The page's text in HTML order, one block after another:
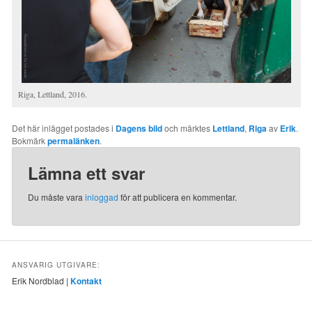
Riga, Lettland, 2016.
Det här inlägget postades i Dagens bildoch märktes Lettland, Rigaav Erik.
Bokmärkpermalänken.
Lämna ett svar
Du måste vara inloggad för att publicera en kommentar.
ANSVARIG UTGIVARE:
Erik Nordblad |Kontakt